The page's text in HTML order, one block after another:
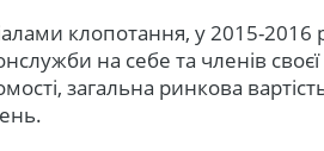
клопотання, у 2015-2016
на себе та членів
загальна ринкова